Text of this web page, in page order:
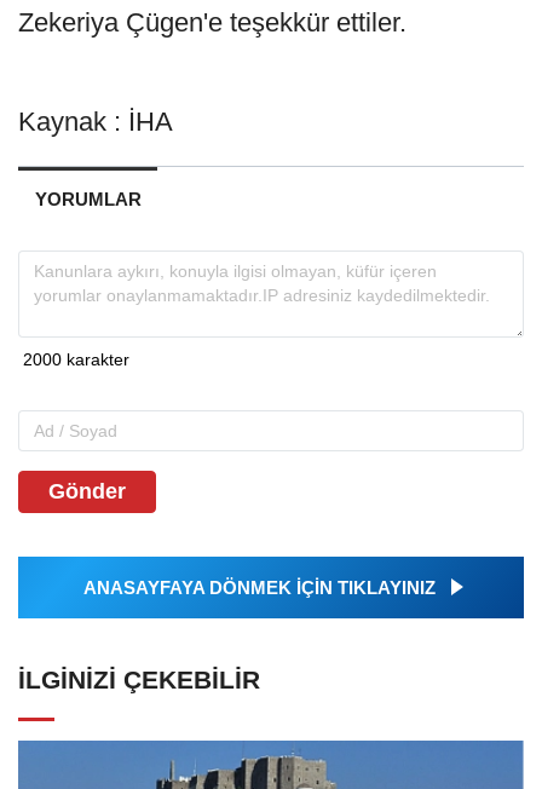
Zekeriya Çügen'e teşekkür ettiler.
Kaynak : İHA
YORUMLAR
Gönder
ANASAYFAYA DÖNMEK İÇİN TIKLAYINIZ
İLGINIZI ÇEKEBILIR